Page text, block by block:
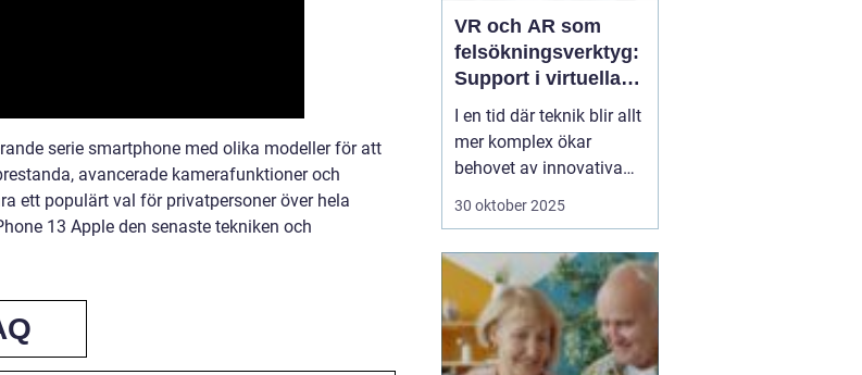
serie smartphone med olika modeller för att
avancerade kamerafunktioner och
ett populärt val för privatpersoner över hela
13 Apple den senaste tekniken och
VR och AR som
felsökningsverktyg:
Support i virtuella
miljöer
I en tid där teknik blir allt
mer komplex ökar
behovet av innovativa
sätt att ge support. VR
erbjuder nya möjligheter
för felsökning, där
supportpersonal...
30 oktober 2025